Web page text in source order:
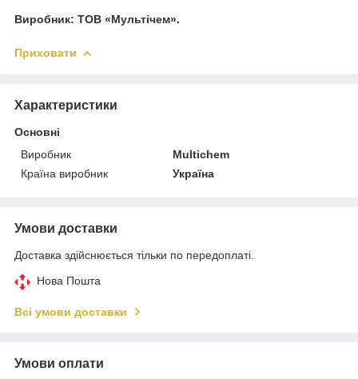
Виробник: ТОВ «Мультічем».
Приховати
Характеристики
Основні
Виробник
Multichem
Країна виробник
Україна
Умови доставки
Доставка здійснюється тільки по передоплаті.
Нова Пошта
Всі умови доставки
Умови оплати